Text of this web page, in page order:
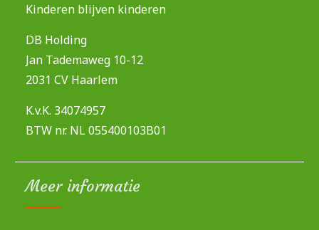
Kinderen blijven kinderen
DB Holding
Jan Tademaweg 10-12
2031 CV Haarlem
K.v.K. 34074957
BTW nr. NL 055400103B01
Meer informatie